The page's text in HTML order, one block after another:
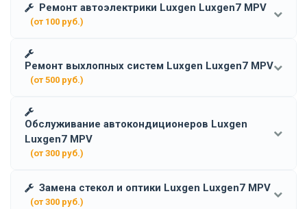
Ремонт автоэлектрики Luxgen Luxgen7 MPV
(от 100 руб.)
Ремонт выхлопных систем Luxgen Luxgen7 MPV
(от 500 руб.)
Обслуживание автокондиционеров Luxgen
Luxgen7 MPV
(от 300 руб.)
Замена стекол и оптики Luxgen Luxgen7 MPV
(от 300 руб.)